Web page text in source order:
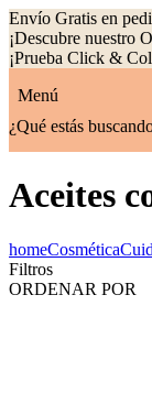
Envío Gratis en
¡Descubre nuestro
¡Prueba Click &
Menú
¿Qué estás
Aceites
homeCosmética
Filtros
ORDENAR POR